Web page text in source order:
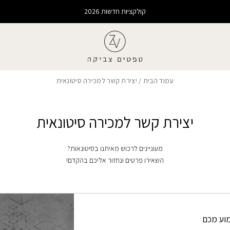
קולקציות חדשות 2026
עמוד הבית / יצירת קשר למכירה סיטונאית
יצירת קשר למכירה סיטונאית
מעוניינים לרכוש מאיתנו בסיטונאות?
השאירו פרטים ונחזור אליכם בהקדם!
מכם